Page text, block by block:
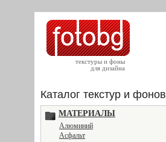
текстуры и фоны
для дизайна
Каталог текстур и фонов
МАТЕРИАЛЫ
Алюминий
Асфальт